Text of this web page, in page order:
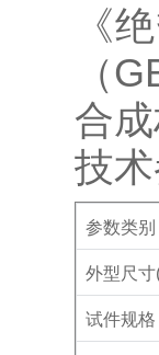
《
（
合
技
参数类别
外型尺寸
试件规格